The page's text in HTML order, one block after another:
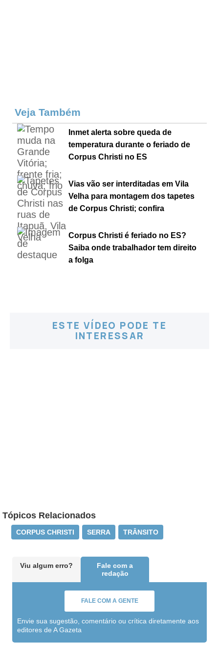
Veja Também
Inmet alerta sobre queda de
temperatura durante o feriado de
Corpus Christi no ES
Vias vão ser interditadas em Vila
Velha para montagem dos tapetes
de Corpus Christi; confira
Corpus Christi é feriado no ES?
Saiba onde trabalhador tem direito
a folga
ESTE VÍDEO PODE TE
INTERESSAR
Tópicos Relacionados
CORPUS CHRISTI SERRA TRÂNSITO
Viu algum erro?
Fale com a
redação
FALE COM A GENTE
Envie sua sugestão, comentário ou crítica diretamente aos
editores de A Gazeta